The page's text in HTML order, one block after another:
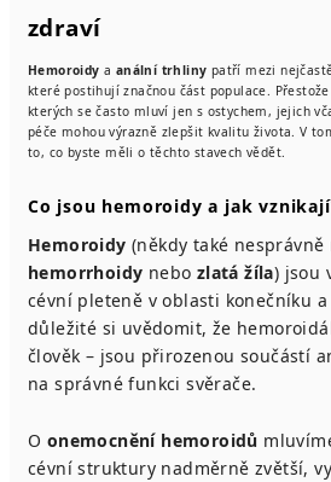
zdraví
Hemoroidy a anální trhliny patří mezi
které postihují značnou část populace.
kterých se často mluví jen s ostychem, jejich
péče mohou výrazně zlepšit kvalitu života. V
to, co byste měli o těchto stavech vědět.
Co jsou hemoroidy a jak
Hemoroidy (někdy také nesprávně
hemorrhoidy nebo zlatá žíla) jsou
cévní pleteně v oblasti konečníku
důležité si uvědomit, že
člověk – jsou přirozenou součástí
na správné funkci svěrače.
O onemocnění hemoroidů
cévní struktury nadměrně zvětší,